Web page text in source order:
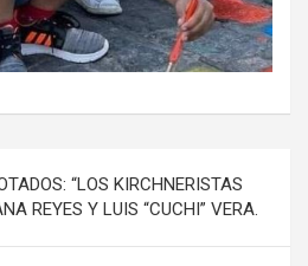
“LOS KIRCHNERISTAS
REYES Y LUIS “CUCHI” VERA.